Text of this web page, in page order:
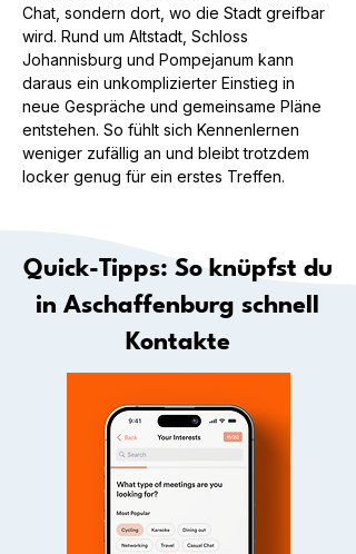
Chat, sondern dort, wo die Stadt greifbar
wird. Rund um Altstadt, Schloss
Johannisburg und Pompejanum kann
daraus ein unkomplizierter Einstieg in
neue Gespräche und gemeinsame Pläne
entstehen. So fühlt sich Kennenlernen
weniger zufällig an und bleibt trotzdem
locker genug für ein erstes Treffen.
Quick-Tipps: So knüpfst du
in Aschaffenburg schnell
Kontakte